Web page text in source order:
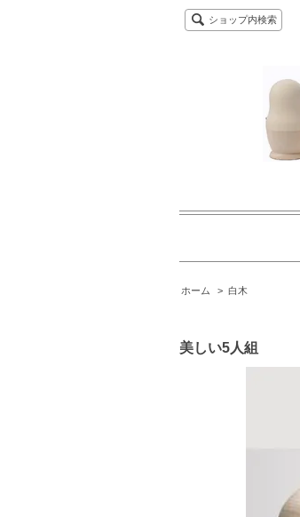
ショップ内検索
ホーム > 白木
美しい5人組